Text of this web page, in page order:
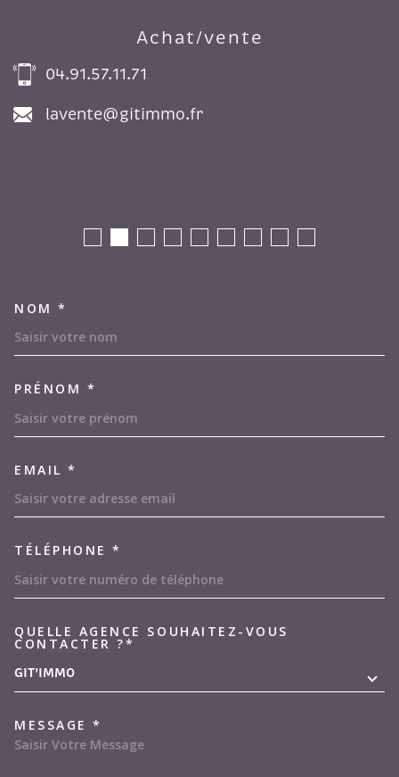
Achat/vente
04.91.57.11.71
lavente@gitimmo.fr
NOM *
PRÉNOM *
EMAIL *
TÉLÉPHONE *
QUELLE AGENCE SOUHAITEZ-VOUS
CONTACTER ?*
GIT'IMMO
MESSAGE *